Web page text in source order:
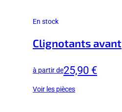
En stock
Clignotants avant
à partir de25,90 €
Voir les pièces